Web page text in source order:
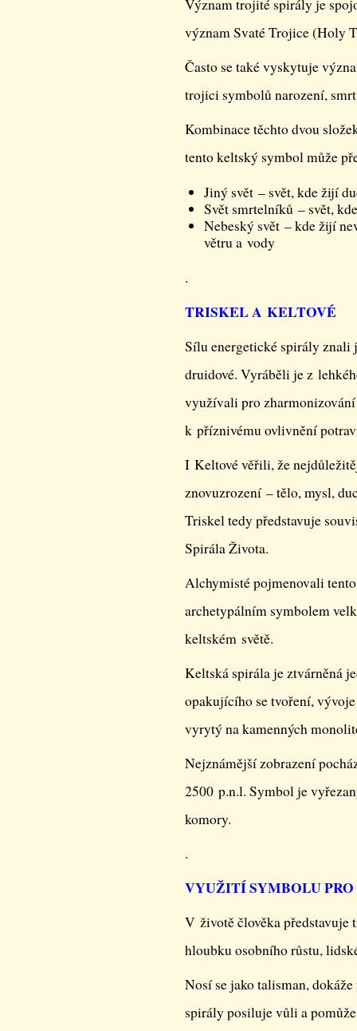
Význam trojité spirály je
význam Svaté Trojice (Holy
Často se také vyskytuje
trojici symbolů narození,
Kombinace těchto dvou
tento keltský symbol může
Jiný svět – svět, kde žijí
Svět smrtelníků – svět,
Nebeský svět – kde žijí
větru a vody
.
TRISKEL A KELTOVÉ
Sílu energetické spirály znali
druidové. Vyráběli je z
využívali pro
k příznivému ovlivnění
I Keltové věřili, že
znovuzrození – tělo, mysl,
Triskel tedy představuje
Spirála Života.
Alchymisté pojmenovali
archetypálním symbolem
keltském světě.
Keltská spirála je ztvárněná
opakujícího se tvoření,
vyrytý na kamenných
Nejznámější zobrazení
2500 p.n.l. Symbol je
komory.
.
VYUŽITÍ SYMBOLU
V životě člověka představuje
hloubku osobního růstu,
Nosí se jako talisman,
spirály posiluje vůli a